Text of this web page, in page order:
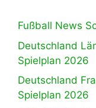
Fußball News
Deutschland
Spielplan 2026
Deutschland
Spielplan 2026